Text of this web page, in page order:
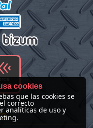
cookies
que las cookies se
correcto
analíticas de uso y